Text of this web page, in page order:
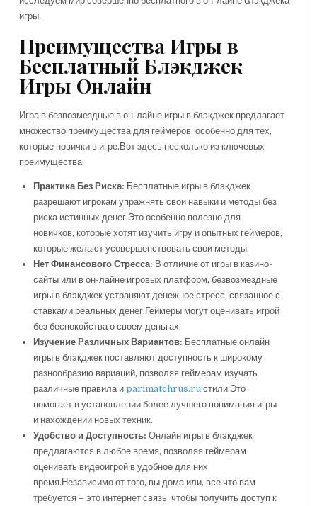
игры.
Преимущества Игры в
Бесплатный Блэкджек
Игры Онлайн
Игра в безвозмездные в он-лайне игры в блэкджек предлагает
множество преимущества для геймеров, особенно для тех,
которые новички в игре.Вот здесь несколько из ключевых
преимущества:
Практика Без Риска: Бесплатные игры в блэкджек
разрешают игрокам упражнять свои навыки и методы без
риска истинных денег.Это особенно полезно для
новичков, которые хотят изучить игру и опытных геймеров,
которые желают усовершенствовать свои методы.
Нет Финансового Стресса: В отличие от игры в казино-
сайты или в он-лайне игровых платформ, безвозмездные
игры в блэкджек устраняют денежное стресс, связанное с
ставками реальных денег.Геймеры могут оценивать игрой
без беспокойства о своем деньгах.
Изучение Различных Вариантов: Бесплатные онлайн
игры в блэкджек поставляют доступность к широкому
разнообразию вариаций, позволяя геймерам изучать
различные правила иparimatchrus.ru стили.Это
помогает в установлении более лучшего понимания игры
и нахождении новых техник.
Удобство и Доступность: Онлайн игры в блэкджек
предлагаются в любое время, позволяя геймерам
оценивать видеоигрой в удобное для них
время.Независимо от того, вы дома или, все что вам
требуется – это интернет связь, чтобы получить доступ к